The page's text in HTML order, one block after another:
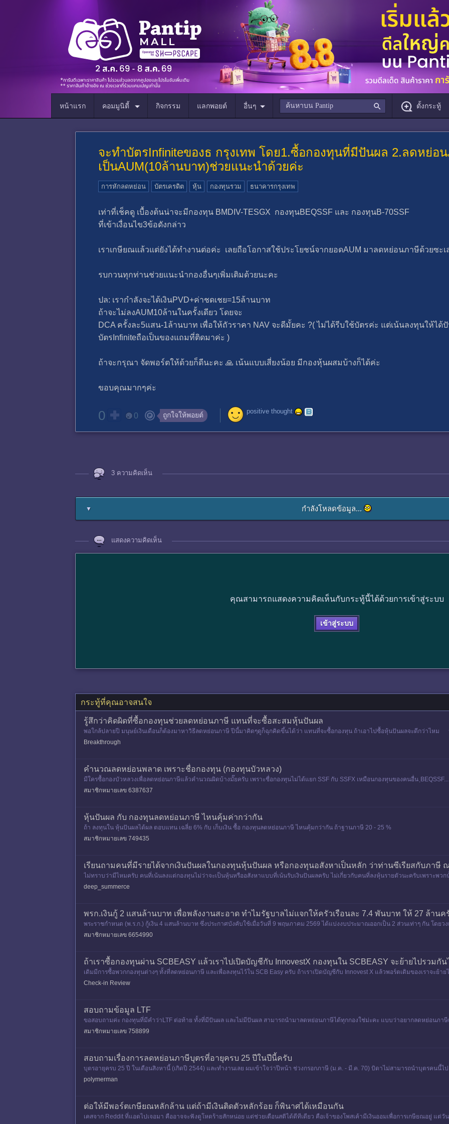
หน้าแรก คอมมูนิตี้ กิจกรรม แลกพอยต์ อื่นๆ ตั้งกระทู้
จะทำบัตรInfiniteของธ กรุงเทพ โดย1.ซื้อกองทุนที่มีปันผล 2.ลดหย่อ
เป็นAUM(10ล้านบาท)ช่วยแนะนำด้วยค่ะ
การหักลดหย่อน บัตรเครดิต หุ้น กองทุนรวม ธนาคารกรุงเทพ
เท่าที่เช็คดู เบื้องต้นน่าจะมีกองทุน BMDIV-TESGX กองทุนBEQSSF และ กองทุนB-70SSF
ที่เข้าเงื่อนไข3ข้อดังกล่าว
เราเกษียณแล้วแต่ยังได้ทำงานต่อค่ะ เลยถือโอกาสใช้ประโยชน์จากยอดAUM มาลดหย่อนภาษีด้วยซะเ
รบกวนทุกท่านช่วยแนะนำกองอื่นๆเพิ่มเติมด้วยนะคะ
ปล: เรากำลังจะได้เงินPVD+ค่าชดเชย=15ล้านบาท
ถ้าจะไม่ลงAUM10ล้านในครั้งเดียว โดยจะ
DCA ครั้งละ5แสน-1ล้านบาท เพื่อให้ถัวราคา NAV จะดีมั้ยคะ ?( ไม่ได้รีบใช้บัตรค่ะ แต่เน้นลงทุนให้ได้
บัตรInfiniteถือเป็นของแถมที่ติดมาค่ะ )
ถ้าจะกรุณา จัดพอร์ตให้ด้วยก็ดีนะคะ 🙏 เน้นแบบเสี่ยงน้อย มีกองหุ้นผสมบ้างก็ได้ค่ะ
ขอบคุณมากๆค่ะ
0 0 ถูกใจให้พอยต์ positive thought
3 ความคิดเห็น
▼ กำลังโหลดข้อมูล...
แสดงความคิดเห็น
คุณสามารถแสดงความคิดเห็นกับกระทู้นี้ได้ด้วยการเข้าสู่ระบบ
เข้าสู่ระบบ
กระทู้ที่คุณอาจสนใจ
รู้สึกว่าคิดผิดที่ซื้อกองทุนช่วยลดหย่อนภาษี แทนที่จะซื้อสะสมหุ้นปันผล
พอใกล้ปลายปี มนุษย์เงินเดือนก็ต้องมาหาวิธีลดหย่อนภาษี ปีนี้มาคิดๆดูก็ฉุกคิดขึ้นได้ว่า แทนที่จะซื้อกองทุน ถ้าเอาไปซื้อหุ้นปันผลจะดีกว่าไห
Breakthrough
คำนวณลดหย่อนพลาด เพราะชื่อกองทุน (กองทุนบัวหลวง)
มีใครซื้อกองบัวหลวงเพื่อลดหย่อนภาษีแล้วคำนวณผิดบ้างมั๊ยครับ เพราะชื่อกองทุนไม่ได้แยก SSF กับ SSFX เหมือนกองทุนของคนอื่น
สมาชิกหมายเลข 6387637
หุ้นปันผล กับ กองทุนลดหย่อนภาษี ไหนคุ้มค่ากว่ากัน
ถ้า ลงทุนใน หุ้นปันผลได้ผล ตอบแทน เฉลี่ย 6% กับ เก็บเงิน ซื้อ กองทุนลดหย่อนภาษี ไหนคุ้มกว่ากัน ถ้าฐานภาษี 20 - 25 %
สมาชิกหมายเลข 749435
เรียนถามคนที่มีรายได้จากเงินปันผลในกองทุนหุ้นปันผล หรือกองทุนอสังหาเป็นหลัก ว่าท่านซีเรียสกับภาษี
ไม่ทราบว่ามีไหมครับ คนที่เน้นลงแต่กองทุนไม่ว่าจะเป็นหุ้นหรืออสังหาแบบที่เน้นรับเงินปันผลครับ ไม่เกี่ยวกับคนที่ลงหุ้นรายตัวนะครับเพราะพว
ลักมาจากปั
deep_summerce
พรก.เงินกู้ 2 แสนล้านบาท เพื่อพลังงานสะอาด ทำไมรัฐบาลไม่แจกให้ครัวเรือนละ 7.4 พันบาท ให้ 27 ล้านค
พระราชกำหนด (พ.ร.ก.) กู้เงิน 4 แสนล้านบาท ซึ่งประกาศบังคับใช้เมื่อวันที่ 9 พฤษภาคม 2569 ได้แบ่งงบประมาณออกเป็น 2 ส่วนเท่าๆ กัน โดยว
ชีพประชาชน และอีก
สมาชิกหมายเลข 6654990
ถ้าเราซื้อกองทุนผ่าน SCBEASY แล้วเราไปเปิดบัญชีกับ InnovestX กองทุนใน SCBEASY จะย้ายไปรวมกั
เดิมมีการซื้อพวกกองทุนต่างๆ ทั้งที่ลดหย่อนภาษี และเพื่อลงทุนไว้ใน SCB Easy ครับ ถ้าเราเปิดบัญชีกับ Innovest X แล้วพอร์ตเดิมของเราจะย้า
รกับการลดหย่อ
Check-in Review
สอบถามข้อมูล LTF
ขอสอบถามค่ะ กองทุนที่มีคำว่าLTF ต่อท้าย ทั้งที่มีปันผล และไม่มีปันผล สามารถนำมาลดหย่อนภาษีได้ทุกกองใช่ม่ะคะ แบบว่าอยากลดหย่อนภาษี
สมาชิกหมายเลข 758899
สอบถามเรื่องการลดหย่อนภาษีบุตรที่อายุครบ 25 ปีในปีนี้ครับ
บุตรอายุครบ 25 ปี ในเดือนสิงหานี้ (เกิดปี 2544) และทำงานเลย ผมเข้าใจว่าปีหน้า ช่วงกรอกภาษี (ม.ค. - มี.ค. 70) บิดาไม่สามารถนำบุตรคนนี้
กว่า ถ้าบุตรเ
polymerman
ต่อให้มีพอร์ตเกษียณหลักล้าน แต่ถ้ามีเงินติดตัวหลักร้อย ก็พินาศได้เหมือนกัน
เคสจาก Reddit ที่แอดไปเจอมา คืออาจจะฟังดูโหดร้ายสักหน่อย แต่ช่วยเตือนสติได้ดีทีเดียว คือเจ้าของโพสเค้ามีเงินออมเพื่อการเกษียณอยู่ แต่